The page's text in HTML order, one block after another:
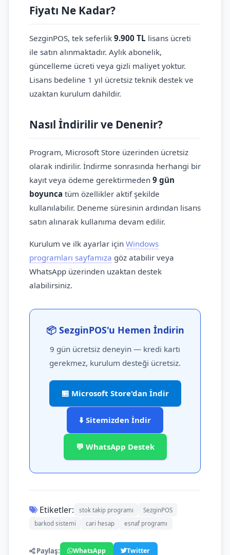
Fiyatı Ne Kadar?
SezginPOS, tek seferlik 9.900 TL lisans ücreti
ile satın alınmaktadır. Aylık abonelik,
güncelleme ücreti veya gizli maliyet yoktur.
Lisans bedeline 1 yıl ücretsiz teknik destek ve
uzaktan kurulum dahildir.
Nasıl İndirilir ve Denenir?
Program, Microsoft Store üzerinden ücretsiz
olarak indirilir. İndirme sonrasında herhangi bir
kayıt veya ödeme gerektirmeden 9 gün
boyunca tüm özellikler aktif şekilde
kullanılabilir. Deneme süresinin ardından lisans
satın alınarak kullanıma devam edilir.
Kurulum ve ilk ayarlar için Windows
programları sayfamıza göz atabilir veya
WhatsApp üzerinden uzaktan destek
alabilirsiniz.
📦 SezginPOS'u Hemen İndirin
9 gün ücretsiz deneyin — kredi kartı
gerekmez, kurulum desteği ücretsiz.
🏪 Microsoft Store'dan İndir
⬇️ Sitemizden İndir
💬 WhatsApp Destek
Etiketler: stok takip programı
SezginPOS
barkod sistemi
cari hesap esnaf programı
Paylaş: WhatsApp Twitter